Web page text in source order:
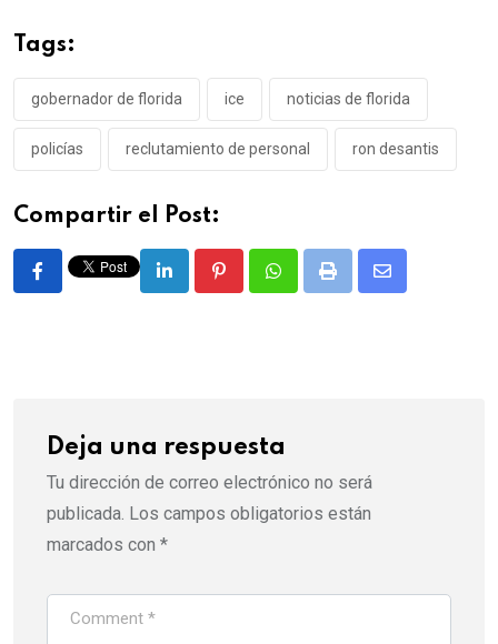
Tags:
gobernador de florida ice noticias de florida
policías reclutamiento de personal ron desantis
Compartir el Post:
LinkedIn PinterestWhatsappPrint
Share
Deja una respuesta
Tu dirección de correo electrónico no será
publicada. Los campos obligatorios están
marcados con *